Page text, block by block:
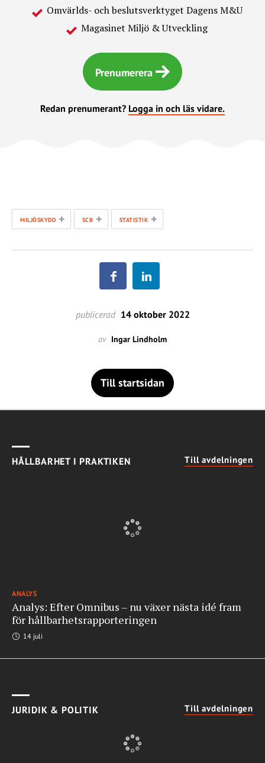
Omvärlds- och beslutsverktyget Dagens M&U
Magasinet Miljö & Utveckling
Prenumerera
Redan prenumerant? Logga in och läs vidare.
MILJÖSKYDD + SCB + STATISTIK +
publicerad 14 oktober 2022
av Ingar Lindholm
Till startsidan
HÅLLBARHET I PRAKTIKEN Till avdelningen
ANALYS
Analys: Efter Omnibus – nu växer nästa idé fram
för hållbarhetsrapporteringen
14 juli
JURIDIK & POLITIK Till avdelningen